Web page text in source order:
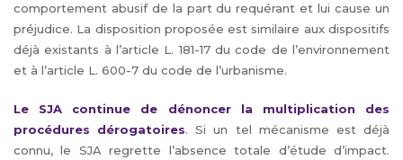
comportement abusif de la part du requérant et lui cause un
préjudice. La disposition proposée est similaire aux dispositifs
déjà existants à l’article L. 181-17 du code de l’environnement
et à l’article L. 600-7 du code de l’urbanisme.
Le SJA continue de dénoncer la multiplication des
procédures dérogatoires. Si un tel mécanisme est déjà
connu, le SJA regrette l’absence totale d’étude d’impact.